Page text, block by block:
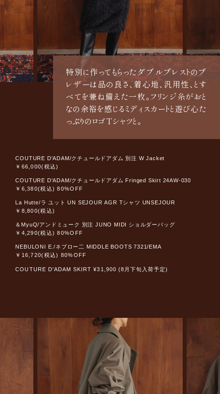
特別に作ってもらったダブルブレストのブ
レザーは品の良さ、着心地、汎用性、とす
べてを兼ね備えた一枚。フリンジ糸がおと
なの余裕を感じるミディスカートと遊び心た
っぷりのロゴTシャツと。
COUTURE D'ADAM/クチュールドアダム 別注 W Jacket
￥66,000(税込)
COUTURE D'ADAM/クチュールドアダム Fringed Skirt 24AW-030
￥6,380(税込) 80%OFF
La Hutte/ラ ユット UN SEJOUR AGR Tシャツ UNSEJOUR
￥8,800(税込)
＆MyuQ/アンドミューク 別注 JUNO MIDI ショルダーバッグ
￥4,290(税込) 80%OFF
NEBULONI E./ネブロー二 MIDDLE BOOTS 7321/EMA
￥16,720(税込) 80%OFF
COUTURE D'ADAM SKIRT ¥31,900 (8月下旬入荷予定)